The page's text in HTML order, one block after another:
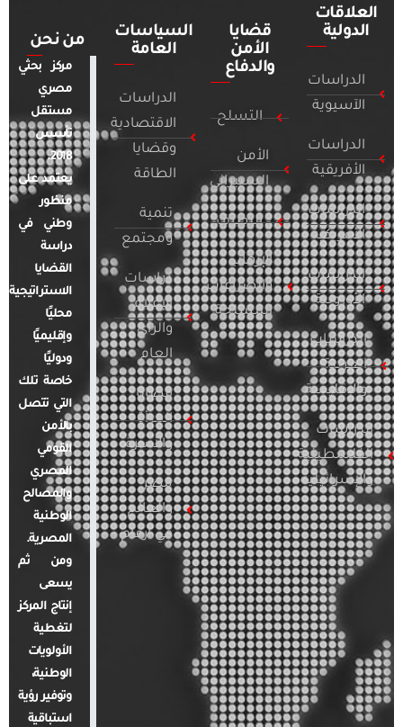
العلاقات
الدولية
الدراسات
الآسيوية
الدراسات
الأفريقية
الدراسات
الأمريكية
الدراسات
الأوروبية
الدراسات
العربية
والإقليمية
الدراسات
الفلسطينية
والإسرائيلية
قضايا
الأمن
والدفاع
التسلح
الأمن
السيبراني
التطرف
الإرهاب
والصراعات
المسلحة
السياسات
العامة
الدراسات
الاقتصادية
وقضايا
الطاقة
تنمية
ومجتمع
دراسات
الإعلام
والرأي
العام
قضايا
المرأة
والأسرة
مصر
والعالم
في أرقام
من نحن
مركز بحثي
مصري
مستقل
تأسس
2018.
يعتمد على
منظور
وطني في
دراسة
القضايا
الاستراتيجية
محليًا
وإقليميًا
ودوليًا
خاصة تلك
التي تتصل
بالأمن
القومي
المصري
والمصالح
الوطنية
المصرية.
ومن ثم
يسعى
إنتاج المركز
لتغطية
الأولويات
الوطنية،
وتوفير رؤية
استباقية